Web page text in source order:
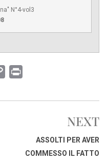
N°4-vol3
p
i
NEXT
ASSOLTI PER AVER
COMMESSO IL FATTO